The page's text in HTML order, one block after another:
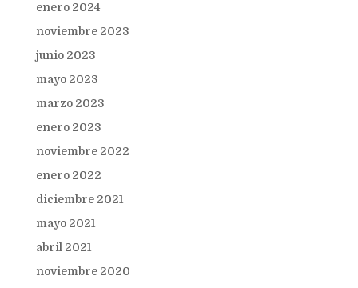
enero 2024
noviembre 2023
junio 2023
mayo 2023
marzo 2023
enero 2023
noviembre 2022
enero 2022
diciembre 2021
mayo 2021
abril 2021
noviembre 2020